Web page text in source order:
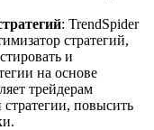
: TrendSpider
стратегий,
и
на основе
трейдерам
повысить